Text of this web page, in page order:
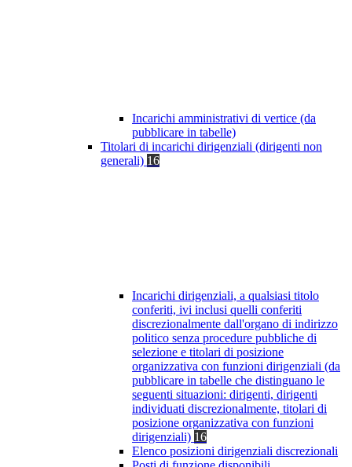
Incarichi amministrativi di vertice (da
pubblicare in tabelle)
Titolari di incarichi dirigenziali (dirigenti non
generali) 16
Incarichi dirigenziali, a qualsiasi titolo
conferiti, ivi inclusi quelli conferiti
discrezionalmente dall'organo di indirizzo
politico senza procedure pubbliche di
selezione e titolari di posizione
organizzativa con funzioni dirigenziali (da
pubblicare in tabelle che distinguano le
seguenti situazioni: dirigenti, dirigenti
individuati discrezionalmente, titolari di
posizione organizzativa con funzioni
dirigenziali) 16
Elenco posizioni dirigenziali discrezionali